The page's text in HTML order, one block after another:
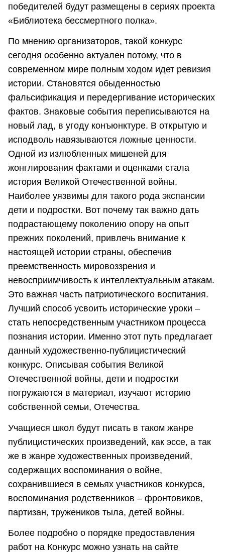
победителей будут размещены в сериях проекта
«Библиотека бессмертного полка».
По мнению организаторов, такой конкурс
сегодня особенно актуален потому, что в
современном мире полным ходом идет ревизия
истории. Становятся обыденностью
фальсификация и передергивание исторических
фактов. Знаковые события переписываются на
новый лад, в угоду конъюнктуре. В открытую и
исподволь навязываются ложные ценности.
Одной из излюбленных мишеней для
жонглирования фактами и оценками стала
история Великой Отечественной войны.
Наиболее уязвимы для такого рода экспансии
дети и подростки. Вот почему так важно дать
подрастающему поколению опору на опыт
прежних поколений, привлечь внимание к
настоящей истории страны, обеспечив
преемственность мировоззрения и
невосприимчивость к интеллектуальным атакам.
Это важная часть патриотического воспитания.
Лучший способ усвоить исторические уроки –
стать непосредственным участником процесса
познания истории. Именно этот путь предлагает
данный художественно-публицистический
конкурс. Описывая события Великой
Отечественной войны, дети и подростки
погружаются в материал, изучают историю
собственной семьи, Отечества.
Учащиеся школ будут писать в таком жанре
публицистических произведений, как эссе, а так
же в жанре художественных произведений,
содержащих воспоминания о войне,
сохранившиеся в семьях участников конкурса,
воспоминания родственников – фронтовиков,
партизан, тружеников тыла, детей войны.
Более подробно о порядке предоставления
работ на Конкурс можно узнать на сайте